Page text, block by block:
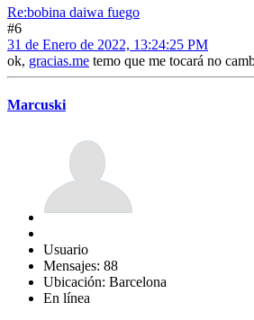
Re:bobina daiwa fuego
#6
31 de Enero de 2022, 13:24:25 PM
ok, gracias.me temo que me tocará no
Marcuski
Usuario
Mensajes: 88
Ubicación: Barcelona
En línea